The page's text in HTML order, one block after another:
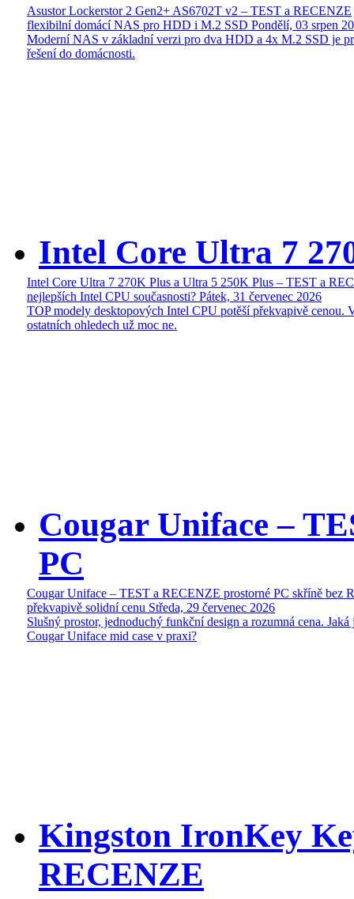
Asustor Lockerstor 2 Gen2+ AS6702T v2 – TEST a RECENZE
flexibilní domácí NAS pro HDD i M.2 SSD Pondělí, 03 srpen
Moderní NAS v základní verzi pro dva HDD a 4x M.2 SSD je
řešení do domácnosti.
Intel Core Ultra 7
Intel Core Ultra 7 270K Plus a Ultra 5 250K Plus – TEST a
nejlepších Intel CPU současnosti? Pátek, 31 červenec 2026
TOP modely desktopových Intel CPU potěší překvapivě cenou.
ostatních ohledech už moc ne.
Cougar Uniface –
PC
Cougar Uniface – TEST a RECENZE prostorné PC skříně bez
překvapivě solidní cenu Středa, 29 červenec 2026
Slušný prostor, jednoduchý funkční design a rozumná cena. Jaká
Cougar Uniface mid case v praxi?
Kingston IronKey
RECENZE